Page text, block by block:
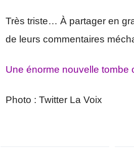
Très triste… À partager en
de leurs commentaires
Une énorme nouvelle tombe
Photo : Twitter La Voix